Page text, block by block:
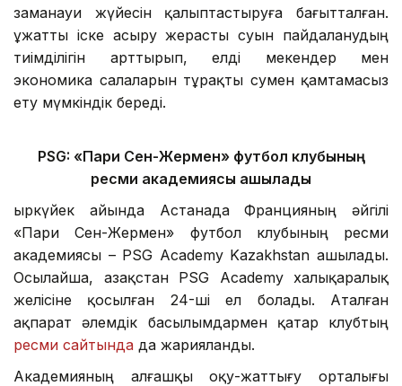
заманауи жүйесін қалыптастыруға бағытталған.
Құжатты іске асыру жерасты суын пайдаланудың
тиімділігін арттырып, елді мекендер мен
экономика салаларын тұрақты сумен қамтамасыз
ету мүмкіндік береді.
PSG: «Пари Сен-Жермен» футбол клубының
ресми академиясы ашылады
Қыркүйек айында Астанада Францияның әйгілі
«Пари Сен-Жермен» футбол клубының ресми
академиясы – PSG Academy Kazakhstan ашылады.
Осылайша, Қазақстан PSG Academy халықаралық
желісіне қосылған 24-ші ел болады. Аталған
ақпарат әлемдік басылымдармен қатар клубтың
ресми сайтында да жарияланды.
Академияның алғашқы оқу-жаттығу орталығы